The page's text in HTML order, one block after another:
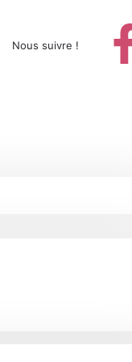
Nous suivre !